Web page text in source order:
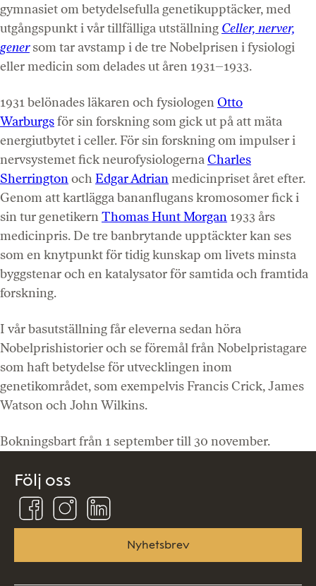
gymnasiet om betydelsefulla genetikupptäcker, med
utgångspunkt i vår tillfälliga utställning Celler, nerver,
genersom tar avstamp i de tre Nobelprisen i fysiologi
eller medicin som delades ut åren 1931–1933.
1931 belönades läkaren och fysiologenOtto
Warburgsför sin forskning som gick ut på att mäta
energiutbytet i celler. För sin forskning om impulser i
nervsystemet fick neurofysiologernaCharles
SherringtonochEdgar Adrianmedicinpriset året efter.
Genom att kartlägga bananflugans kromosomer fick i
sin tur genetikernThomas Hunt Morgan 1933 års
medicinpris. De tre banbrytande upptäckter kan ses
som en knytpunkt för tidig kunskap om livets minsta
byggstenar och en katalysator för samtida och framtida
forskning.
I vår basutställning får eleverna sedan höra
Nobelprishistorier och se föremål från Nobelpristagare
som haft betydelse för utvecklingen inom
genetikområdet, som exempelvis Francis Crick, James
Watson och John Wilkins.
Bokningsbart från 1 september till 30 november.
Följ oss
Följ
oss
på
Följ
på
InstagramLinkedin
Nyhetsbrev